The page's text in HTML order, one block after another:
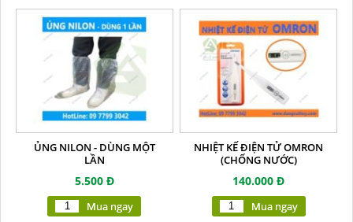
ỦNG NILON - DÙNG MỘT
LẦN
5.500 Đ
Mua ngay
NHIỆT KẾ ĐIỆN TỬ OMRON
(CHỐNG NƯỚC)
140.000 Đ
Mua ngay